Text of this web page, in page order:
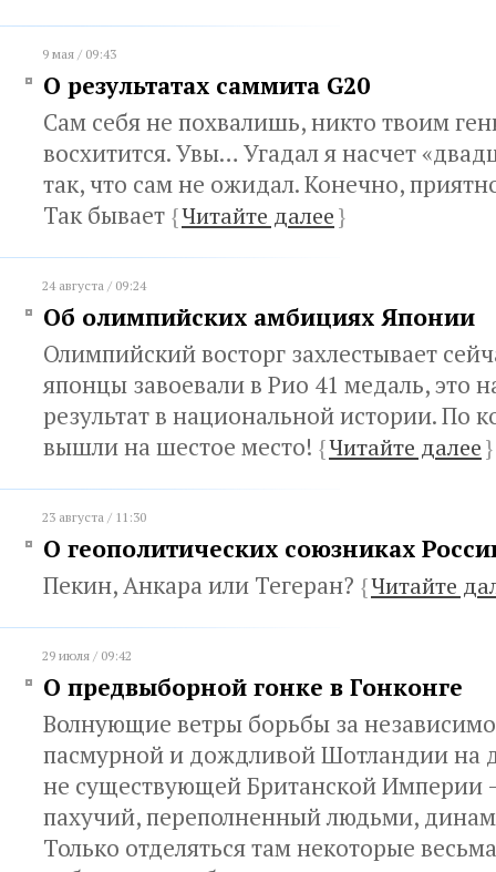
9 мая / 09:43
О результатах саммита G20
Сам себя не похвалишь, никто твоим
восхитится. Увы… Угадал я насчет
так, что сам не ожидал. Конечно,
Так бывает {Читайте далее}
24 августа / 09:24
Об олимпийских амбициях Японии
Олимпийский восторг захлестывает
японцы завоевали в Рио 41 медаль, это
результат в национальной истории. По
вышли на шестое место! {Читайте далее}
23 августа / 11:30
О геополитических союзниках
Пекин, Анкара или Тегеран? {Читайте
29 июля / 09:42
О предвыборной гонке в Гонконге
Волнующие ветры борьбы за
пасмурной и дождливой Шотландии на
не существующей Британской Империи
пахучий, переполненный людьми,
Только отделяться там некоторые